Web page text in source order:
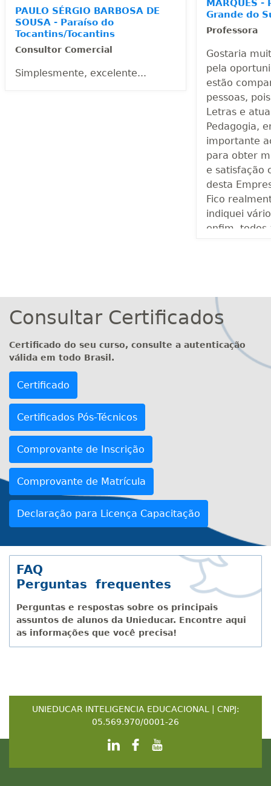
PAULO SÉRGIO BARBOSA DE
SOUSA - Paraíso do
Tocantins/Tocantins
Consultor Comercial
Simplesmente, excelente...
MARQUES
Grande do
Professora
Gostaria
pela
estão
pessoas,
Letras e
Pedagogia,
importante
para obter
e satisfação
desta
Fico
indiquei
enfim, todos
Consultar Certificados
Certificado
Certificados Pós-Técnicos
Comprovante de Inscrição
Comprovante de Matrícula
Declaração para Licença Capacitação
FAQ
Perguntas frequentes
Perguntas e respostas sobre os principais
assuntos de alunos da Unieducar. Encontre aqui
as informações que você precisa!
UNIEDUCAR INTELIGENCIA EDUCACIONAL | CNPJ:
05.569.970/0001-26